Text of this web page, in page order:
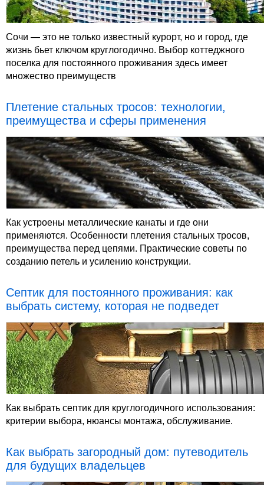
Сочи — это не только известный курорт, но и город, где
жизнь бьет ключом круглогодично. Выбор коттеджного
поселка для постоянного проживания здесь имеет
множество преимуществ
Плетение стальных тросов: технологии,
преимущества и сферы применения
Как устроены металлические канаты и где они
применяются. Особенности плетения стальных тросов,
преимущества перед цепями. Практические советы по
созданию петель и усилению конструкции.
Септик для постоянного проживания: как
выбрать систему, которая не подведет
Как выбрать септик для круглогодичного использования:
критерии выбора, нюансы монтажа, обслуживание.
Как выбрать загородный дом: путеводитель
для будущих владельцев